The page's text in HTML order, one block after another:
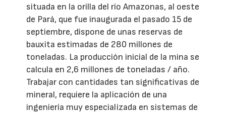
situada en la orilla del río Amazonas, al oeste
de Pará, que fue inaugurada el pasado 15 de
septiembre, dispone de unas reservas de
bauxita estimadas de 280 millones de
toneladas. La producción inicial de la mina se
calcula en 2,6 millones de toneladas / año.
Trabajar con cantidades tan significativas de
mineral, requiere la aplicación de una
ingeniería muy especializada en sistemas de